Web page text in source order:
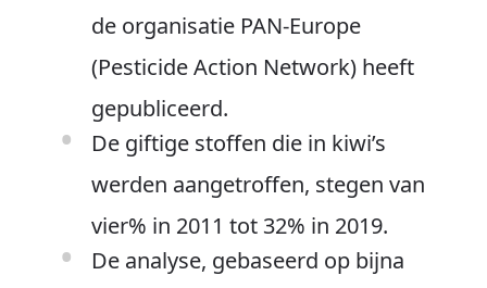
de organisatie PAN-Europe
(Pesticide Action Network) heeft
gepubliceerd.
De giftige stoffen die in kiwi’s
werden aangetroffen, stegen van
vier% in 2011 tot 32% in 2019.
De analyse, gebaseerd op bijna